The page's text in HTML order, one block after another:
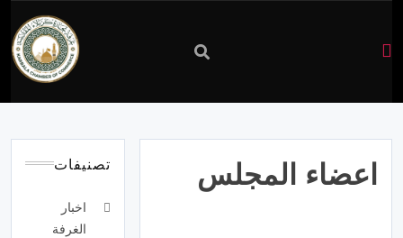
غرفة
تجارة
كربلاء
اعضاء المجلس تصنيفات
اخبار
الغرفة